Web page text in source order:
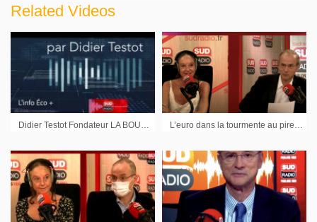
Related Videos
Didier Testot Fondateur LA BOURSE ET LA VIE TV dans l’Info éco + sur Sud Radio (émission du 12 septembre 2020) L’euro dans la tourmente au pire moment – Elon Musk et Twitter – Uber a utilisé le « Kill Swift » – Le QR Code contre les épargnants floués en Chine